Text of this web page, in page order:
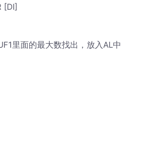
[DI]
里面的最大数找出，放入AL中